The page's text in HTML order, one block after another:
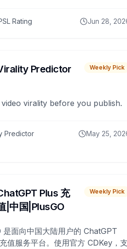
Rating Jun 28,
Predictor Weekly Pick
video virality before you publish.
Predictor May 25,
Plus 充
|中国|PlusGO
Weekly Pick
是面向中国大陆用户的 ChatGPT
值服务平台。使用官方 CDKey，支